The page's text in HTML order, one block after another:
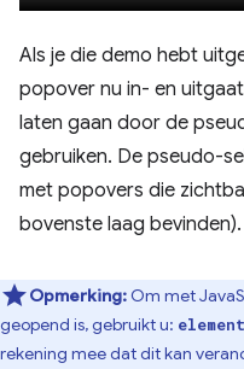
Als je die demo hebt
popover nu in- en
laten gaan door de
gebruiken. De pseudo-
met popovers die
bovenste laag bevinden).
Opmerking: Om met
geopend is, gebruikt u:
rekening mee dat dit kan